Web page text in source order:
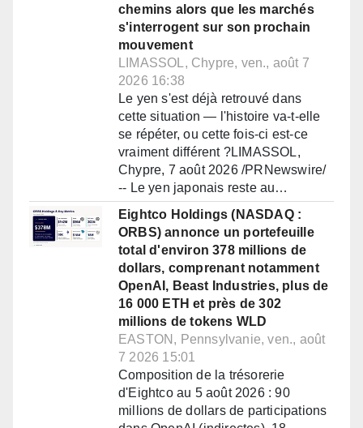
chemins alors que les marchés
s'interrogent sur son prochain
mouvement
LIMASSOL, Chypre, ven., août 7
2026 16:38
Le yen s'est déjà retrouvé dans
cette situation — l'histoire va-t-elle
se répéter, ou cette fois-ci est-ce
vraiment différent ?LIMASSOL,
Chypre, 7 août 2026 /PRNewswire/
-- Le yen japonais reste au…
Eightco Holdings (NASDAQ :
ORBS) annonce un portefeuille
total d'environ 378 millions de
dollars, comprenant notamment
OpenAI, Beast Industries, plus de
16 000 ETH et près de 302
millions de tokens WLD
EASTON, Pennsylvanie, ven., août
7 2026 15:01
Composition de la trésorerie
d'Eightco au 5 août 2026 : 90
millions de dollars de participations